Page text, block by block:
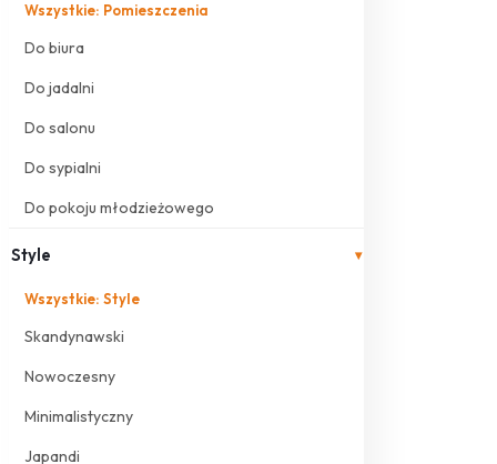
Wszystkie: Pomieszczenia
Do biura
Do jadalni
Do salonu
Do sypialni
Do pokoju młodzieżowego
Style ▾
Wszystkie: Style
Skandynawski
Nowoczesny
Minimalistyczny
Japandi